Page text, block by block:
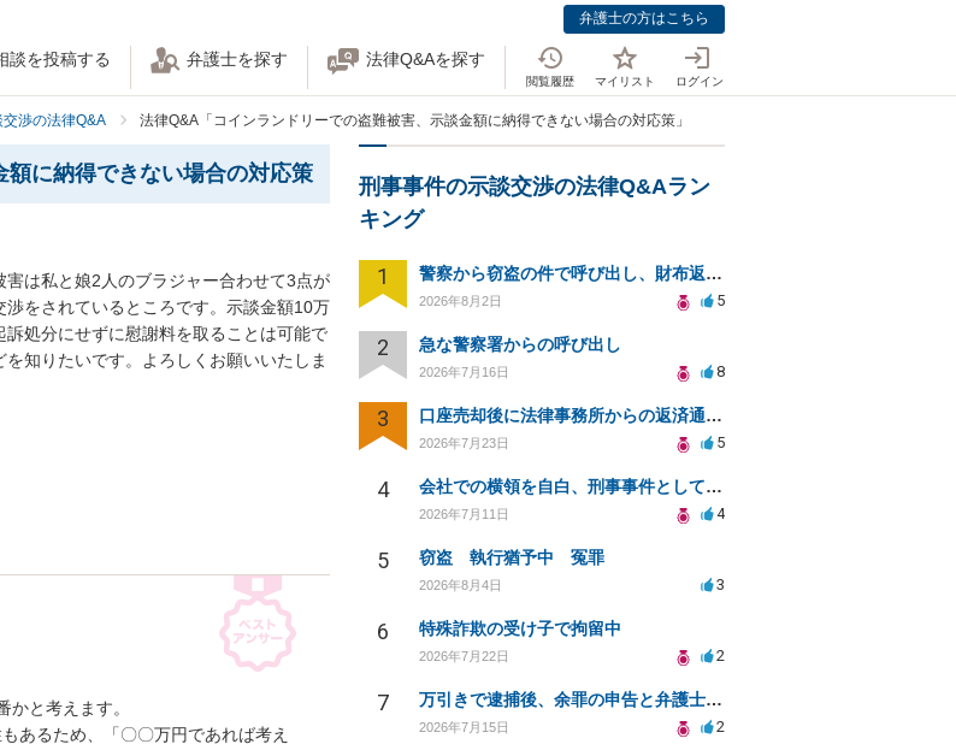
弁護士の方はこちら
談を投稿する 弁護士を探す 法律Q&Aを探す
閲覧履歴 マイリスト ログイン
交渉の法律Q&A 法律Q&A「コインランドリーでの盗難被害、示談金額に納得できない場合の対応策」
に納得できない場合の対応策
は私と娘2人のブラジャー合わせて3点が
をされているところです。示談金額10万
処分にせずに慰謝料を取ることは可能で
知りたいです。よろしくお願いいたしま
と考えます。
あるため、「〇〇万円であれば考え
刑事事件の示談交渉の法律Q&Aラン
キング
1 警察から窃盗の件で呼び出し、財布返却で自首すべきか？
2026年8月2日 5
2 急な警察署からの呼び出し
2026年7月16日 8
3 口座売却後に法律事務所からの返済通知、どう対処すべきか？
2026年7月23日 5
4 会社での横領を自白、刑事事件としての処罰の可能性は？
2026年7月11日 4
5 窃盗 執行猶予中 冤罪
2026年8月4日 3
6 特殊詐欺の受け子で拘留中
2026年7月22日 2
7 万引きで逮捕後、余罪の申告と弁護士相談のタイミングは？
2026年7月15日 2